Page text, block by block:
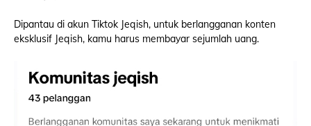
Dipantau di akun Tiktok Jeqish, untuk berlangganan konten
eksklusif Jeqish, kamu harus membayar sejumlah uang.